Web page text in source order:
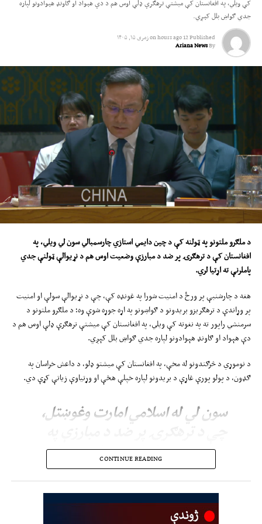
کې ویلي، په افغانستان کې میشتې ترهګرې ډلې اوس هم د دې هېواد او ګاونډ هېوادونو لپاره
جدي ګواښ بلل کېږي.
Published
12 hours ago
onزمری ۱۵, ۱۴۰۵
By
Ariana News
د ملګرو ملتونو پهټولنهکې د چین دایمي استازيچارسمباليسون لي ویلي، په
افغانستان کې د ترهګرۍ پر ضد د مبارزې وضعیت اوسهم د نړیوالې ټولنې جدي
پاملرنې ته اړتیا لري.
هغه د چارشنبې پر ورځ د امنیت شورا په غونډه کې، چې د نړیوالې سولې او امنیت
پر وړاندې د ترهګریزو بریدونو د ګواښونو په اړه جوړه شوې وه؛ د ملګرو ملتونو د
سرمنشي راپور ته په نغوته کې ویلي، په افغانستان کې میشتې ترهګرې ډلې اوس هم د
دې هېواد او ګاونډ هېوادونو لپاره جدي ګواښ بلل کېږي.
د نوموړي د څرګندونو له مخې، په افغانستان کې میشتو ډلو، د داعش خراسان په
ګډون، د پولو پورې غاړې د بریدونو لپاره خپلې هڅې او وړتیاوې زیاتې کړې دي.
سون لي له اسلامي امارت وغوښتل،
برخه کې پخپلو ژمنو عمل وکړي او
په افغانستان کې د ټولو میشتو
ترهګرو ډلو، د هغو کسانو او بنسټونو
پر ګډون، چې د امنیت شورا د
CONTINUE READING